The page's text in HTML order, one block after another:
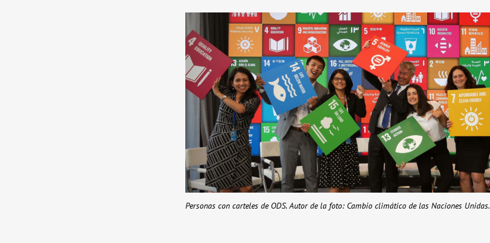
Personas con carteles de ODS. Autor de la foto: Cambio climático de las Naciones Unidas.